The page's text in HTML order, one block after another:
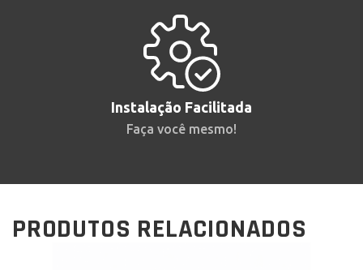
Instalação Facilitada
Faça você mesmo!
PRODUTOS RELACIONADOS